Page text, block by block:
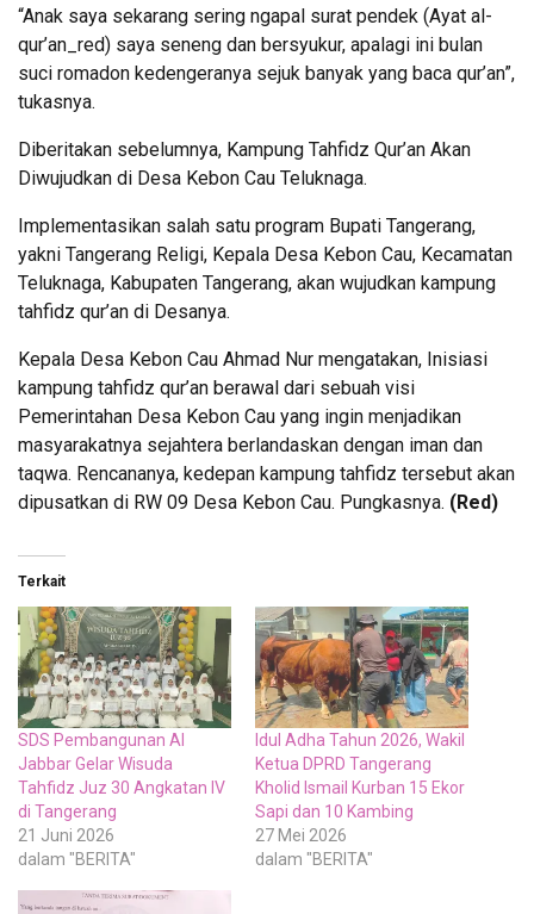
“Anak saya sekarang sering ngapal surat pendek (Ayat al-
qur’an_red) saya seneng dan bersyukur, apalagi ini bulan
suci romadon kedengeranya sejuk banyak yang baca qur’an”,
tukasnya.
Diberitakan sebelumnya, Kampung Tahfidz Qur’an Akan
Diwujudkan di Desa Kebon Cau Teluknaga.
Implementasikan salah satu program Bupati Tangerang,
yakni Tangerang Religi, Kepala Desa Kebon Cau, Kecamatan
Teluknaga, Kabupaten Tangerang, akan wujudkan kampung
tahfidz qur’an di Desanya.
Kepala Desa Kebon Cau Ahmad Nur mengatakan, Inisiasi
kampung tahfidz qur’an berawal dari sebuah visi
Pemerintahan Desa Kebon Cau yang ingin menjadikan
masyarakatnya sejahtera berlandaskan dengan iman dan
taqwa. Rencananya, kedepan kampung tahfidz tersebut akan
dipusatkan di RW 09 Desa Kebon Cau. Pungkasnya. (Red)
Terkait
SDS Pembangunan Al
Jabbar Gelar Wisuda
Tahfidz Juz 30 Angkatan IV
di Tangerang
21 Juni 2026
dalam "BERITA"
Idul Adha Tahun 2026, Wakil
Ketua DPRD Tangerang
Kholid Ismail Kurban 15 Ekor
Sapi dan 10 Kambing
27 Mei 2026
dalam "BERITA"